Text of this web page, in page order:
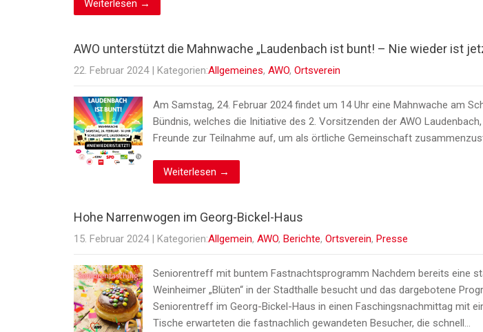
Weiterlesen →
AWO unterstützt die Mahnwache „Laudenbach ist bunt! – Nie wieder ist
22. Februar 2024 | Kategorien:Allgemeines, AWO, Ortsverein
Am Samstag, 24. Februar 2024 findet um 14 Uhr eine Mahnwache am
Bündnis, welches die Initiative des 2. Vorsitzenden der AWO
Freunde zur Teilnahme auf, um als örtliche Gemeinschaft
Weiterlesen →
Hohe Narrenwogen im Georg-Bickel-Haus
15. Februar 2024 | Kategorien:Allgemein, AWO, Berichte, Ortsverein, Presse
Seniorentreff mit buntem Fastnachtsprogramm Nachdem bereits eine
Weinheimer „Blüten“ in der Stadthalle besucht und das dargebotene
Seniorentreff im Georg-Bickel-Haus in einen Faschingsnachmittag mit
Tische erwarteten die fastnachlich gewandeten Besucher, die schnell…